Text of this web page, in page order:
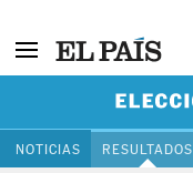
NOTICIAS RESULTADOS